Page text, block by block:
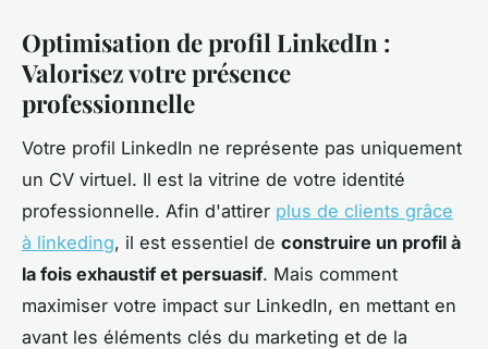
Optimisation de profil LinkedIn :
Valorisez votre présence
professionnelle
Votre profil LinkedIn ne représente pas uniquement
un CV virtuel. Il est la vitrine de votre identité
professionnelle. Afin d'attirer plus de clients grâce
à linkeding, il est essentiel de construire un profil à
la fois exhaustif et persuasif. Mais comment
maximiser votre impact sur LinkedIn, en mettant en
avant les éléments clés du marketing et de la